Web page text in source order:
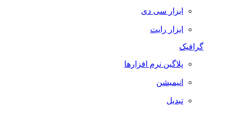
ابزار سی دی
ابزار رایت
گرافیک
پلاگین نرم افزارها
انیمیشن
تبدیل